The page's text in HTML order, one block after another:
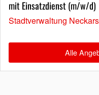
mit Einsatzdienst (m/w/d)
Stadtverwaltung
Alle